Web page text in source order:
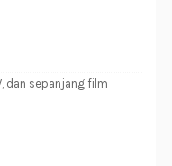
dan sepanjang film